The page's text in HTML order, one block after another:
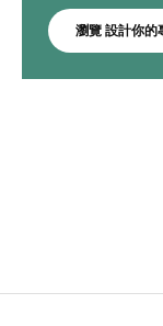
瀏覽 設計你的